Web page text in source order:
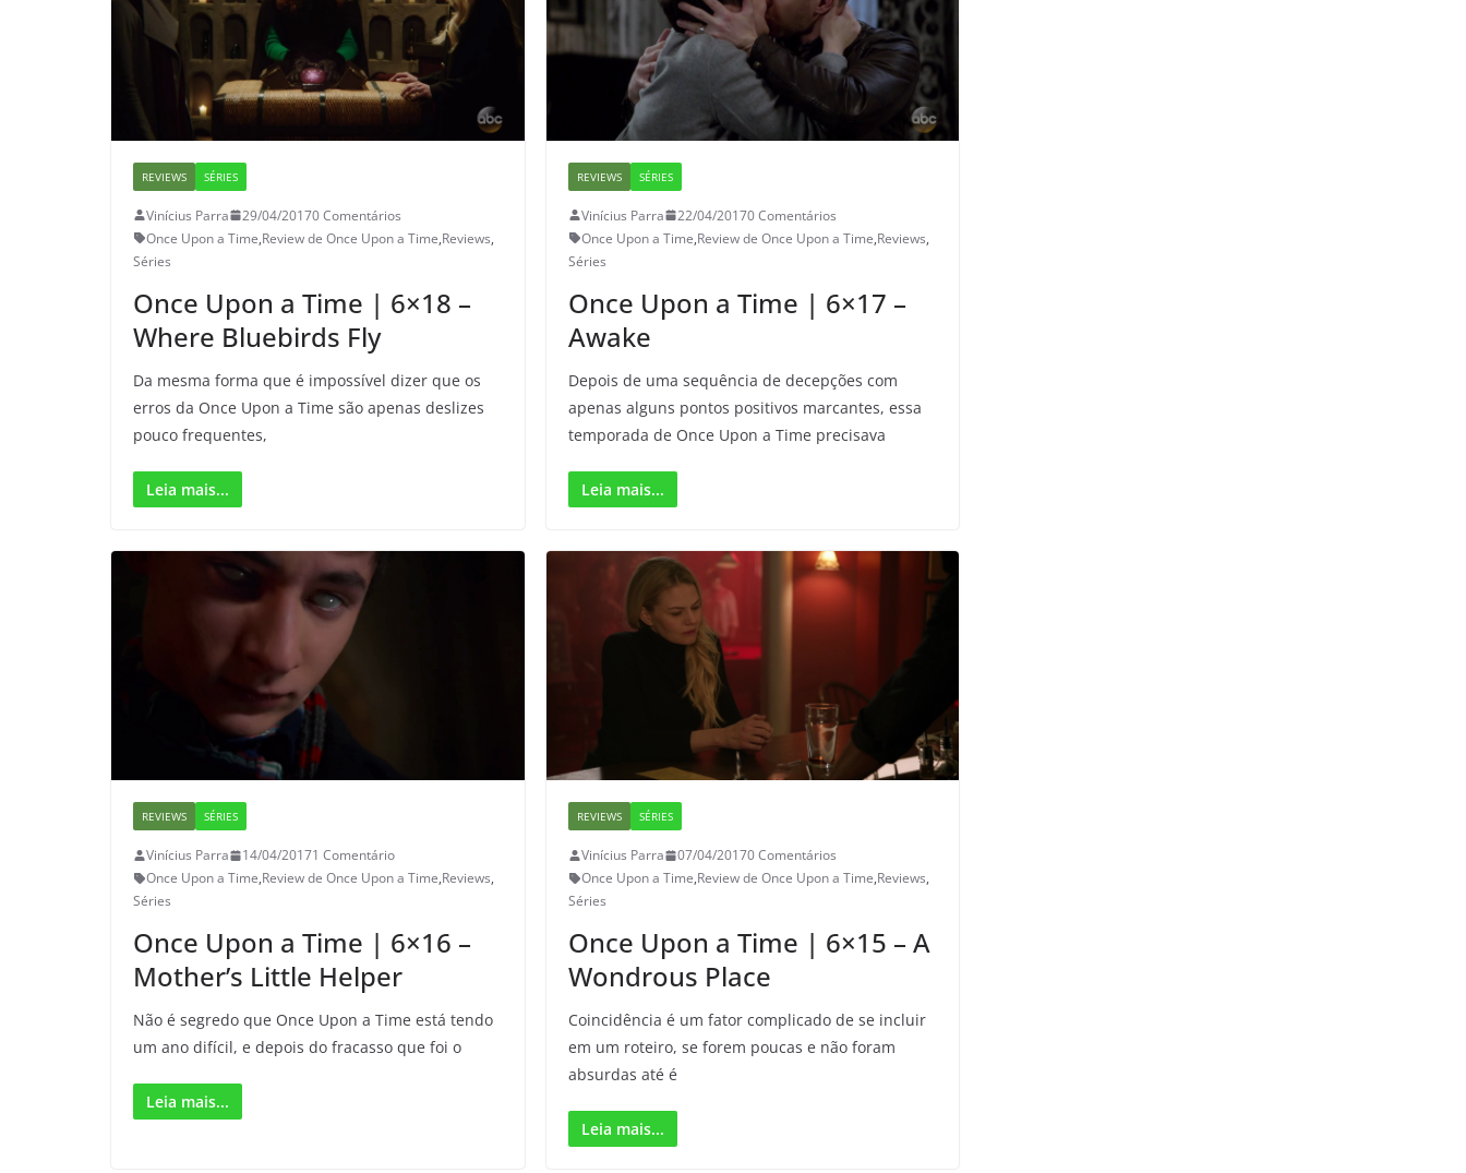
REVIEWS SÉRIES
Vinícius Parra 29/04/20170 Comentários
Once Upon a Time,Review de Once Upon a Time,Reviews,
Séries
Once Upon a Time | 6×18 –
Where Bluebirds Fly
Da mesma forma que é impossível dizer que os
erros da Once Upon a Time são apenas deslizes
pouco frequentes,
Leia mais...
REVIEWS SÉRIES
Vinícius Parra 22/04/20170 Comentários
Once Upon a Time,Review de Once Upon a Time,Reviews,
Séries
Once Upon a Time | 6×17 –
Awake
Depois de uma sequência de decepções com
apenas alguns pontos positivos marcantes, essa
temporada de Once Upon a Time precisava
Leia mais...
REVIEWS SÉRIES
Vinícius Parra 14/04/20171 Comentário
Once Upon a Time,Review de Once Upon a Time,Reviews,
Séries
Once Upon a Time | 6×16 –
Mother’s Little Helper
Não é segredo que Once Upon a Time está tendo
um ano difícil, e depois do fracasso que foi o
Leia mais...
REVIEWS SÉRIES
Vinícius Parra 07/04/20170 Comentários
Once Upon a Time,Review de Once Upon a Time,Reviews,
Séries
Once Upon a Time | 6×15 – A
Wondrous Place
Coincidência é um fator complicado de se incluir
em um roteiro, se forem poucas e não foram
absurdas até é
Leia mais...